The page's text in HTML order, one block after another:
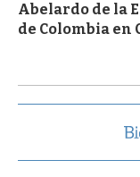
Abelardo de la
de Colombia en